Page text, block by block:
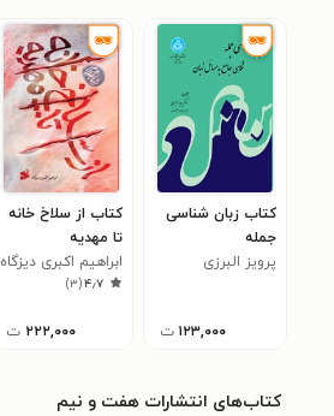
کتاب زبان شناسی
جمله
پرویز البرزی
۱۲۳,۰۰۰ ت
کتاب از سلاخ خانه
تا مهدیه
ابراهیم اکبری دیزگاه
۴٫۷(۳)
۲۲۲,۰۰۰ ت
کتاب‌های انتشارات هفت و نیم